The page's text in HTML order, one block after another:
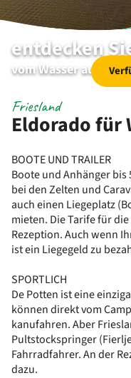
entdecken
vom Wasser aus!
Eldorado für
Friesland
BOOTE UND TRAILER
Boote und Anhänger
bei den Zelten und
auch einen Liegeplatz
mieten. Die Tarife für
Rezeption. Auch wenn
ist ein Liegegeld zu
SPORTLICH
De Potten ist eine
können direkt vom
kanufahren. Aber
Pultstockspringer
Fahrradfahrer. An der
dazu.